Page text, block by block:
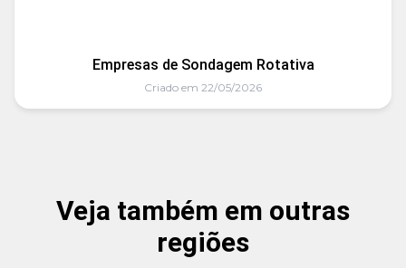
Empresas de Sondagem Rotativa
Criado em 22/05/2026
Veja também em outras
regiões